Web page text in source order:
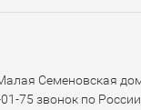
Семеновская
75 звонок по России